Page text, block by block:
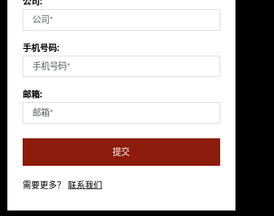
手机号码:
邮箱:
提交
需要更多？ 联系我们